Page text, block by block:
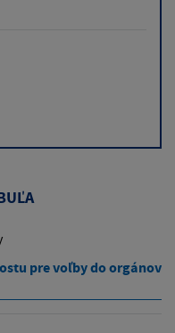
pre voľby do orgánov